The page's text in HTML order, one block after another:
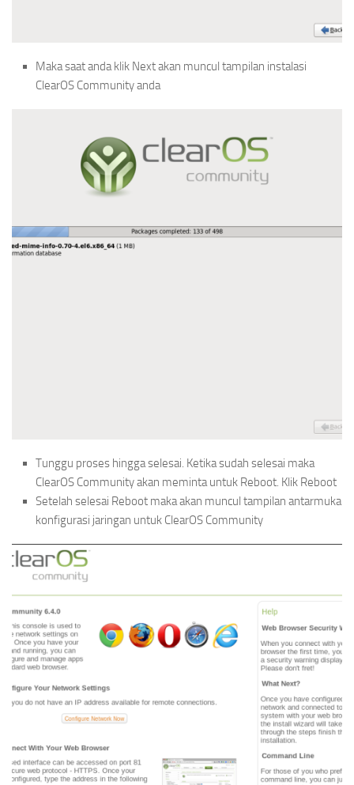
Maka saat anda klik Next akan muncul tampilan instalasi
ClearOS Community anda
Tunggu proses hingga selesai. Ketika sudah selesai maka
ClearOS Community akan meminta untuk Reboot. Klik Reboot
Setelah selesai Reboot maka akan muncul tampilan antarmuka
konfigurasi jaringan untuk ClearOS Community